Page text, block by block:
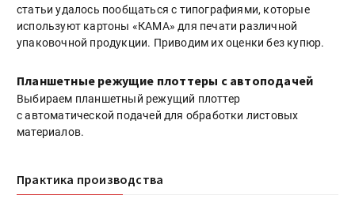
статьи удалось пообщаться с типографиями, которые
используют картоны «КАМА» для печати различной
упаковочной продукции. Приводим их оценки без купюр.
Планшетные режущие плоттеры с автоподачей
Выбираем планшетный режущий плоттер
с автоматической подачей для обработки листовых
материалов.
Практика производства